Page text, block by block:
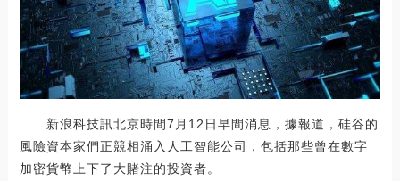
新浪科技訊北京時間7月12日早間消息，據報道，硅谷的
風險資本家們正競相涌入人工智能公司，包括那些曾在數字
加密貨幣上下了大賭注的投資者。